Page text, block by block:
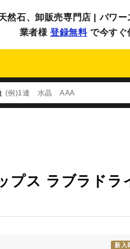
然石、卸販売専門店 | パワ
業者様 登録無料で今すぐ
プス ラブラドラ
新入